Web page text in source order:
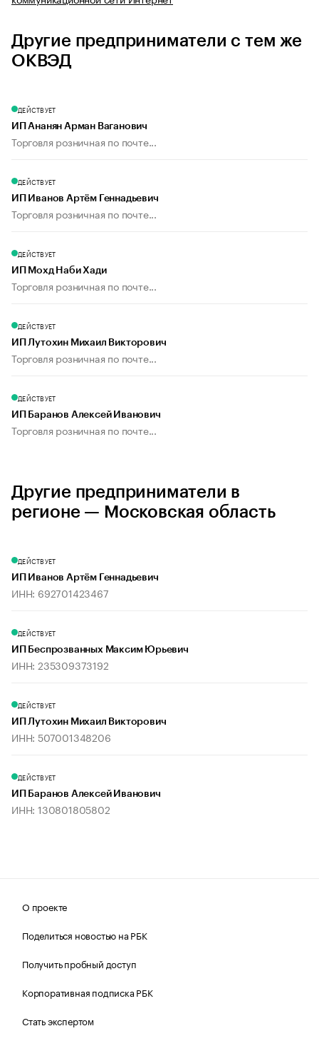
Другие предприниматели с тем же
ОКВЭД
ДЕЙСТВУЕТ
ИП Ананян Арман Ваганович
Торговля розничная по почте...
ДЕЙСТВУЕТ
ИП Иванов Артём Геннадьевич
Торговля розничная по почте...
ДЕЙСТВУЕТ
ИП Мохд Наби Хади
Торговля розничная по почте...
ДЕЙСТВУЕТ
ИП Лутохин Михаил Викторович
Торговля розничная по почте...
ДЕЙСТВУЕТ
ИП Баранов Алексей Иванович
Торговля розничная по почте...
Другие предприниматели в
регионе — Московская область
ДЕЙСТВУЕТ
ИП Иванов Артём Геннадьевич
ИНН: 692701423467
ДЕЙСТВУЕТ
ИП Беспрозванных Максим Юрьевич
ИНН: 235309373192
ДЕЙСТВУЕТ
ИП Лутохин Михаил Викторович
ИНН: 507001348206
ДЕЙСТВУЕТ
ИП Баранов Алексей Иванович
ИНН: 130801805802
О проекте
Поделиться новостью на РБК
Получить пробный доступ
Корпоративная подписка РБК
Стать экспертом